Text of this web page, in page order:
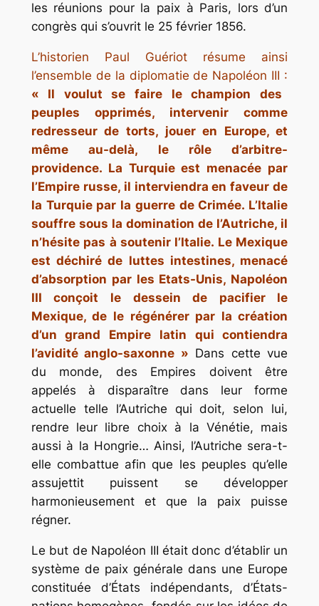
les réunions pour la paix à Paris, lors d’un
congrès qui s’ouvrit le 25 février 1856.
L’historien Paul Guériot résume ainsi
l’ensemble de la diplomatie de Napoléon III :
« Il voulut se faire le champion des
peuples opprimés, intervenir comme
redresseur de torts, jouer en Europe, et
même au-delà, le rôle d’arbitre-
providence. La Turquie est menacée par
l’Empire russe, il interviendra en faveur de
la Turquie par la guerre de Crimée. L’Italie
souffre sous la domination de l’Autriche, il
n’hésite pas à soutenir l’Italie. Le Mexique
est déchiré de luttes intestines, menacé
d’absorption par les Etats-Unis, Napoléon
III conçoit le dessein de pacifier le
Mexique, de le régénérer par la création
d’un grand Empire latin qui contiendra
l’avidité anglo-saxonne » Dans cette vue
du monde, des Empires doivent être
appelés à disparaître dans leur forme
actuelle telle l’Autriche qui doit, selon lui,
rendre leur libre choix à la Vénétie, mais
aussi à la Hongrie… Ainsi, l’Autriche sera-t-
elle combattue afin que les peuples qu’elle
assujettit puissent se développer
harmonieusement et que la paix puisse
régner.
Le but de Napoléon III était donc d’établir un
système de paix générale dans une Europe
constituée d’États indépendants, d’États-